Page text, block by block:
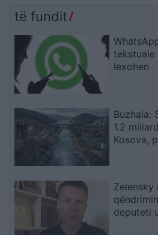
të fundit
tekstuale
lexohen
Buzhala:
1.2
Kosova,
Zelensky
deputeti